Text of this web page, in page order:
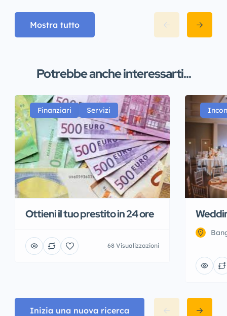
Mostra tutto
Potrebbe anche interessarti...
Finanziari Servizi
Ottieni il tuo prestito in 24 ore
68 Visualizzazioni
Inizia una nuova ricerca